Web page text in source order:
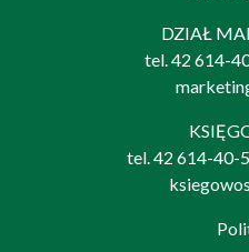
DZIAŁ
tel.42 614-
tel.42 614-40-